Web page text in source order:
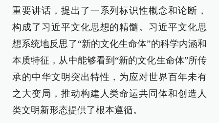
重要讲话，提出了一系列标识性概念和论断，
构成了习近平文化思想的精髓。习近平文化思
想系统地反思了“新的文化生命体”的科学内涵和
本质特征，从中能够看到“新的文化生命体”所传
承的中华文明突出特性，为应对世界百年未有
之大变局，推动构建人类命运共同体和创造人
类文明新形态提供了根本遵循。